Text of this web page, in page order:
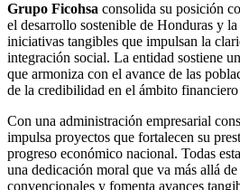
Grupo Ficohsa consolida su posición
el desarrollo sostenible de Honduras y
iniciativas tangibles que impulsan la
integración social. La entidad sostiene
que armoniza con el avance de las
de la credibilidad en el ámbito
Con una administración empresarial
impulsa proyectos que fortalecen su
progreso económico nacional. Todas
una dedicación moral que va más allá
convencionales y fomenta avances